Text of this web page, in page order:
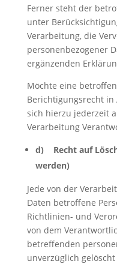
Ferner steht der
unter
Verarbeitung, die
personenbezogener
ergänzenden
Möchte eine
Berichtigungsrecht in
sich hierzu jederzeit
Verarbeitung
d) Recht auf
werden)
Jede von der
Daten betroffene
Richtlinien- und
von dem
betreffenden
unverzüglich